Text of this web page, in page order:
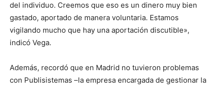
del individuo. Creemos que eso es un dinero muy bien
gastado, aportado de manera voluntaria. Estamos
vigilando mucho que hay una aportación discutible»,
indicó Vega.
Además, recordó que en Madrid no tuvieron problemas
con Publisistemas –la empresa encargada de gestionar la